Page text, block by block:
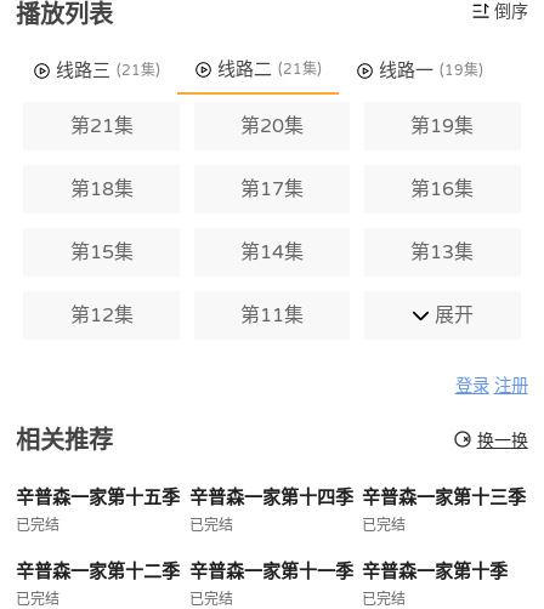
播放列表 倒序
线路三 (21集) 线路二 (21集) 线路一 (19集)
第21集 第20集 第19集
第18集 第17集 第16集
第15集 第14集 第13集
第12集 第11集 展开
登录 注册
相关推荐 换一换
辛普森一家第十五季
已完结
辛普森一家第十四季
已完结
辛普森一家第十三季
已完结
辛普森一家第十二季
已完结
辛普森一家第十一季
已完结
辛普森一家第十季
已完结